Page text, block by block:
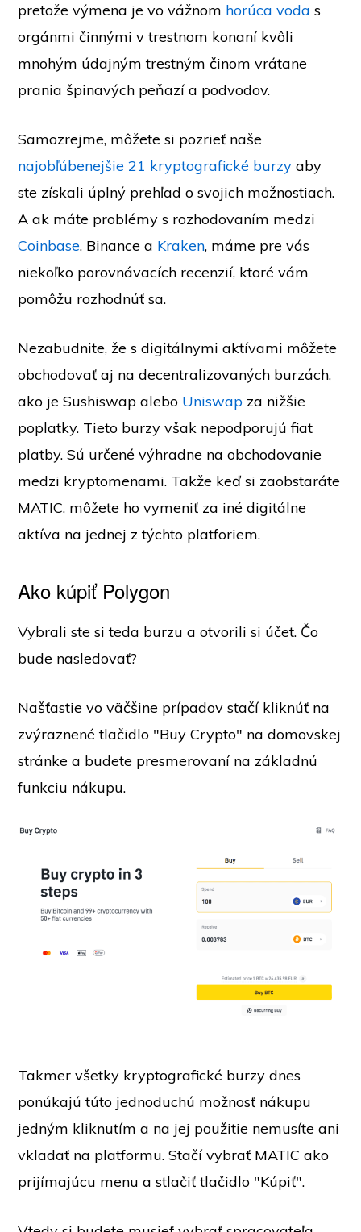
pretože výmena je vo vážnom horúca voda s
orgánmi činnými v trestnom konaní kvôli
mnohým údajným trestným činom vrátane
prania špinavých peňazí a podvodov.
Samozrejme, môžete si pozrieť naše
najobľúbenejšie 21 kryptografické burzy aby
ste získali úplný prehľad o svojich možnostiach.
A ak máte problémy s rozhodovaním medzi
Coinbase, Binance a Kraken, máme pre vás
niekoľko porovnávacích recenzií, ktoré vám
pomôžu rozhodnúť sa.
Nezabudnite, že s digitálnymi aktívami môžete
obchodovať aj na decentralizovaných burzách,
ako je Sushiswap alebo Uniswap za nižšie
poplatky. Tieto burzy však nepodporujú fiat
platby. Sú určené výhradne na obchodovanie
medzi kryptomenami. Takže keď si zaobstaráte
MATIC, môžete ho vymeniť za iné digitálne
aktíva na jednej z týchto platforiem.
Ako kúpiť Polygon
Vybrali ste si teda burzu a otvorili si účet. Čo
bude nasledovať?
Našťastie vo väčšine prípadov stačí kliknúť na
zvýraznené tlačidlo "Buy Crypto" na domovskej
stránke a budete presmerovaní na základnú
funkciu nákupu.
Takmer všetky kryptografické burzy dnes
ponúkajú túto jednoduchú možnosť nákupu
jedným kliknutím a na jej použitie nemusíte ani
vkladať na platformu. Stačí vybrať MATIC ako
prijímajúcu menu a stlačiť tlačidlo "Kúpiť".